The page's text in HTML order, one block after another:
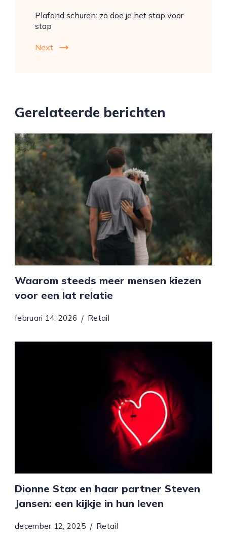
Plafond schuren: zo doe je het stap voor
stap
Next
Gerelateerde berichten
Waarom steeds meer mensen kiezen
voor een lat relatie
februari 14, 2026 Retail
Dionne Stax en haar partner Steven
Jansen: een kijkje in hun leven
december 12, 2025 Retail